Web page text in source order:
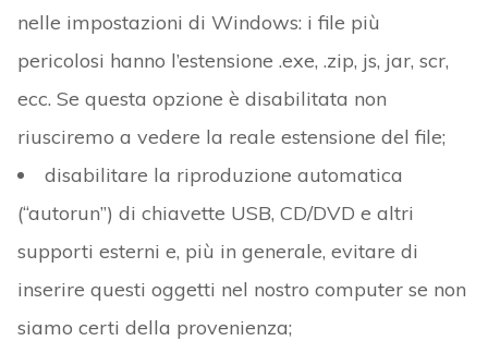
nelle impostazioni di Windows: i file più
pericolosi hanno l’estensione .exe, .zip, js, jar, scr,
ecc. Se questa opzione è disabilitata non
riusciremo a vedere la reale estensione del file;
disabilitare la riproduzione automatica
(“autorun”) di chiavette USB, CD/DVD e altri
supporti esterni e, più in generale, evitare di
inserire questi oggetti nel nostro computer se non
siamo certi della provenienza;